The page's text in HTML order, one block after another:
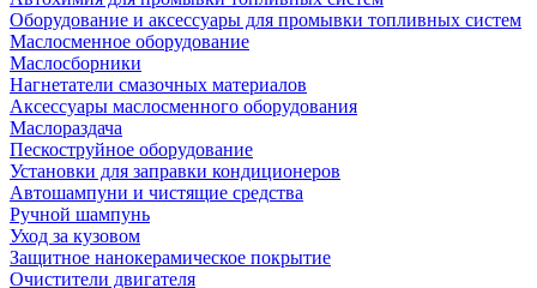
Оборудование и аксессуары для промывки топливных систем
Маслосменное оборудование
Маслосборники
Нагнетатели смазочных материалов
Аксессуары маслосменного оборудования
Маслораздача
Пескоструйное оборудование
Установки для заправки кондиционеров
Автошампуни и чистящие средства
Ручной шампунь
Уход за кузовом
Защитное нанокерамическое покрытие
Очистители двигателя